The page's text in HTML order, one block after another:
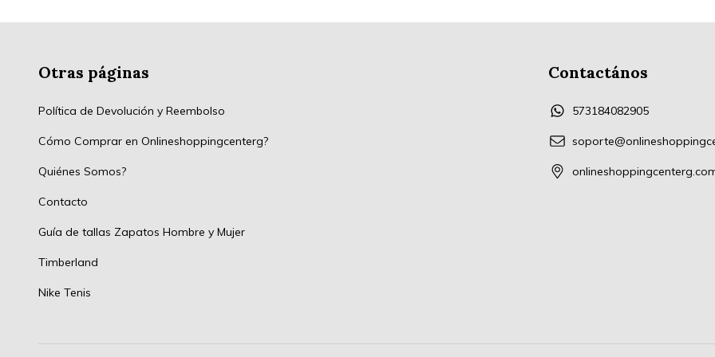
Otras páginas
Política de Devolución y Reembolso
Cómo Comprar en Onlineshoppingcenterg?
Quiénes Somos?
Contacto
Guía de tallas Zapatos Hombre y Mujer
Timberland
Nike Tenis
Contactános
573184082905